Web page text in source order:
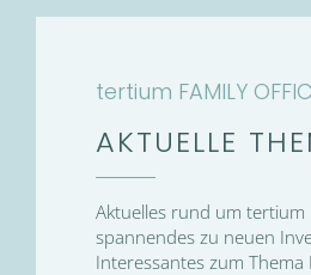
tertium FAMILY
AKTUELLE
Aktuelles rund um tertium
spannendes zu neuen
Interessantes zum Thema